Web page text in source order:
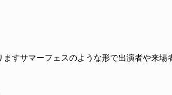
すサマーフェスのような形で出演者や来場